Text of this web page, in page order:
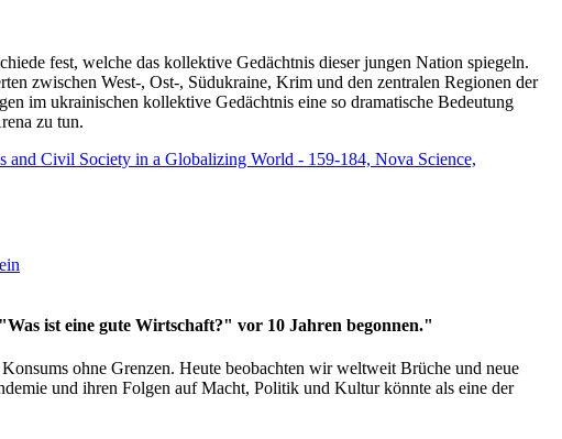
fest, welche das kollektive Gedächtnis dieser jungen Nation spiegeln.
zwischen West-, Ost-, Südukraine, Krim und den zentralen Regionen der
im ukrainischen kollektive Gedächtnis eine so dramatische Bedeutung
zu tun.
and Civil Society in a Globalizing World - 159-184, Nova Science,
ist eine gute Wirtschaft?" vor 10 Jahren begonnen."
ohne Grenzen. Heute beobachten wir weltweit Brüche und neue
und ihren Folgen auf Macht, Politik und Kultur könnte als eine der